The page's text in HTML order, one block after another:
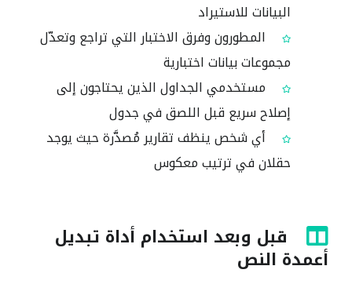
البيانات للاستيراد
المطورون وفرق الاختبار التي تراجع وتعدّل
مجموعات بيانات اختبارية
مستخدمي الجداول الذين يحتاجون إلى
إصلاح سريع قبل اللصق في جدول
أي شخص ينظف تقارير مُصدَّرة حيث يوجد
حقلان في ترتيب معكوس
قبل وبعد استخدام أداة تبديل
أعمدة النص